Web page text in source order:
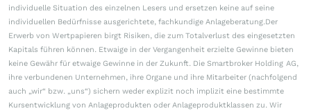
individuelle Situation des einzelnen Lesers und ersetzen keine auf seine
individuellen Bedürfnisse ausgerichtete, fachkundige Anlageberatung.Der
Erwerb von Wertpapieren birgt Risiken, die zum Totalverlust des eingesetzten
Kapitals führen können. Etwaige in der Vergangenheit erzielte Gewinne bieten
keine Gewähr für etwaige Gewinne in der Zukunft. Die Smartbroker Holding AG,
ihre verbundenen Unternehmen, ihre Organe und ihre Mitarbeiter (nachfolgend
auch „wir“ bzw. „uns“) sichern weder explizit noch implizit eine bestimmte
Kursentwicklung von Anlageprodukten oder Anlageproduktklassen zu. Wir